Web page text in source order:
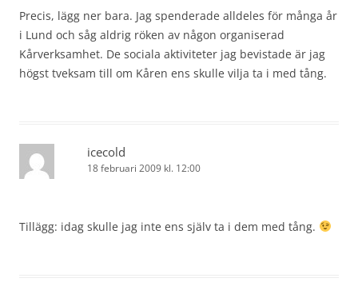
Precis, lägg ner bara. Jag spenderade alldeles för många år
i Lund och såg aldrig röken av någon organiserad
Kårverksamhet. De sociala aktiviteter jag bevistade är jag
högst tveksam till om Kåren ens skulle vilja ta i med tång.
icecold
18 februari 2009 kl. 12:00
Tillägg: idag skulle jag inte ens själv ta i dem med tång.